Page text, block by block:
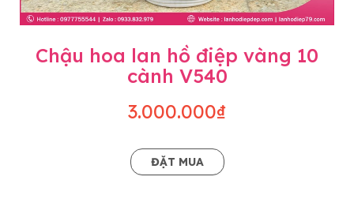
Chậu hoa lan hồ điệp vàng 10
cành V540
3.000.000₫
ĐẶT MUA